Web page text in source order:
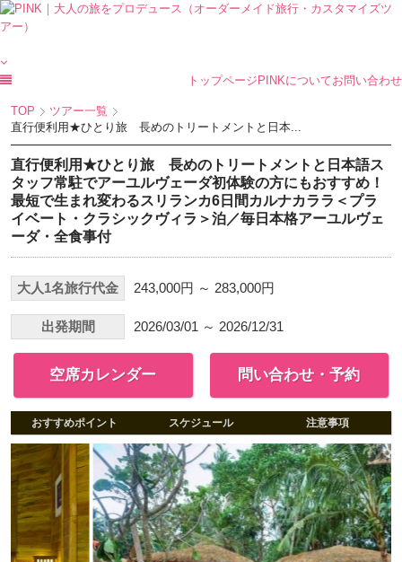
トップページ PINKについてお問い合わせ
TOP
ツアー一覧
直行便利用★ひとり旅 長めのトリートメントと日本...
直行便利用★ひとり旅 長めのトリートメントと日本語ス
タッフ常駐でアーユルヴェーダ初体験の方にもおすすめ！
最短で生まれ変わるスリランカ6日間カルナカララ＜プラ
イベート・クラシックヴィラ＞泊／毎日本格アーユルヴェ
ーダ・全食事付
大人1名旅行代金 243,000円 ～ 283,000円
出発期間 2026/03/01 ～ 2026/12/31
空席カレンダー 問い合わせ・予約
おすすめポイント スケジュール 注意事項